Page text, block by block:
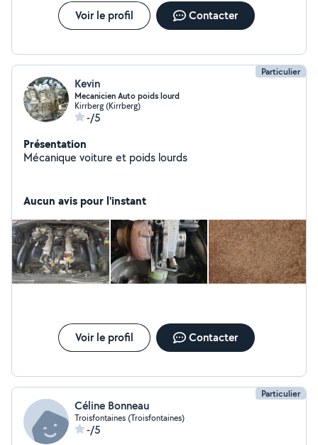
Voir le profil Contacter
Particulier
Kevin
Mecanicien Auto poids lourd
Kirrberg (Kirrberg)
-/5
Présentation
Mécanique voiture et poids lourds
Aucun avis pour l'instant
Voir le profil Contacter
Particulier
Céline Bonneau
Troisfontaines (Troisfontaines)
-/5